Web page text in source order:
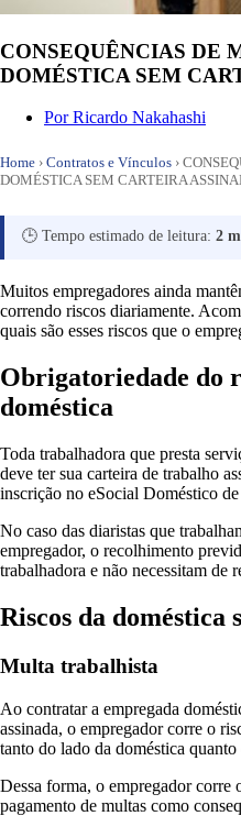
CONSEQUÊNCIAS DE
DOMÉSTICA SEM
PorRicardo Nakahashi
Home › Contratos e Vínculos ›
DOMÉSTICA SEM CARTEIRA
🕒 Tempo estimado de leitura: 2
Muitos empregadores ainda
correndo riscos diariamente.
quais são esses riscos que o
Obrigatoriedade do
doméstica
Toda trabalhadora que presta
deve ter sua carteira de trabalho
inscrição no eSocial Doméstico
No caso das diaristas que
empregador, o recolhimento
trabalhadora e não necessitam de
Riscos da doméstica
Multa trabalhista
Ao contratar a empregada
assinada, o empregador corre o
tanto do lado da doméstica
Dessa forma, o empregador corre
pagamento de multas como